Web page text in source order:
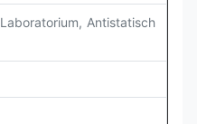
Laboratorium, Antistatisch